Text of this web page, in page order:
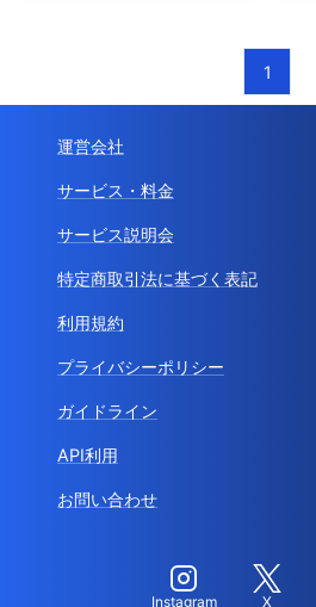
1
運営会社
サービス・料金
サービス説明会
特定商取引法に基づく表記
利用規約
プライバシーポリシー
ガイドライン
API利用
お問い合わせ
Instagram X